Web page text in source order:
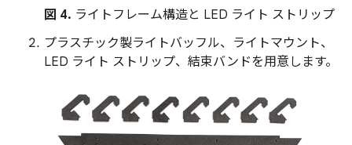
図 4. ライトフレーム構造と LED ライト ストリップ
プラスチック製ライトバッフル、ライトマウント、
LED ライト ストリップ、結束バンドを用意します。